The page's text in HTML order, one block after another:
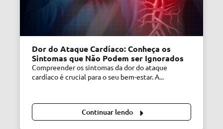
Dor do Ataque Cardíaco: Conheça os
Sintomas que Não Podem ser Ignorados
Compreender os sintomas da dor do ataque
cardíaco é crucial para o seu bem-estar. A...
Continuar lendo